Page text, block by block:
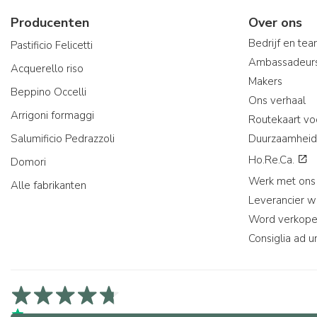
Producenten
Pastificio Felicetti
Acquerello riso
Beppino Occelli
Arrigoni formaggi
Salumificio Pedrazzoli
Domori
Alle fabrikanten
Over ons
Bedrijf en
Makers
Ons verhaal
Routekaart
Duurzaamheid
Ho.Re.Ca.
Werk met
Leverancier
Word
Consiglia ad